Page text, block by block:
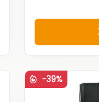
-39%